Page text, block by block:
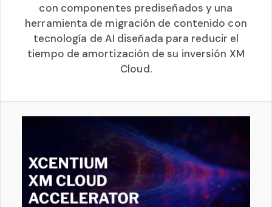
con componentes prediseñados y una
herramienta de migración de contenido con
tecnología de AI diseñada para reducir el
tiempo de amortización de su inversión XM
Cloud.